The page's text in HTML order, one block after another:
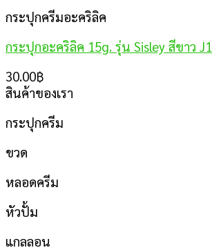
กระปุกครีมอะคริลิค
กระปุกอะคริลิค 15g. รุ่น Sisley สีขาว J1
30.00฿
สินค้าของเรา
กระปุกครีม
ขวด
หลอดครีม
หัวปั้ม
แกลลอน